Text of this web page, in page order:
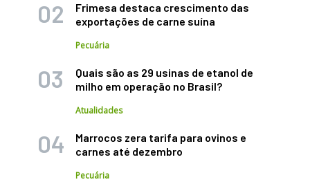
Frimesa destaca crescimento das
exportações de carne suína
Pecuária
Quais são as 29 usinas de etanol de
milho em operação no Brasil?
Atualidades
Marrocos zera tarifa para ovinos e
carnes até dezembro
Pecuária